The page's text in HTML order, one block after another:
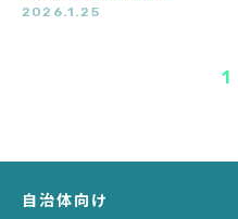
2026.1.25
1
自治体向け